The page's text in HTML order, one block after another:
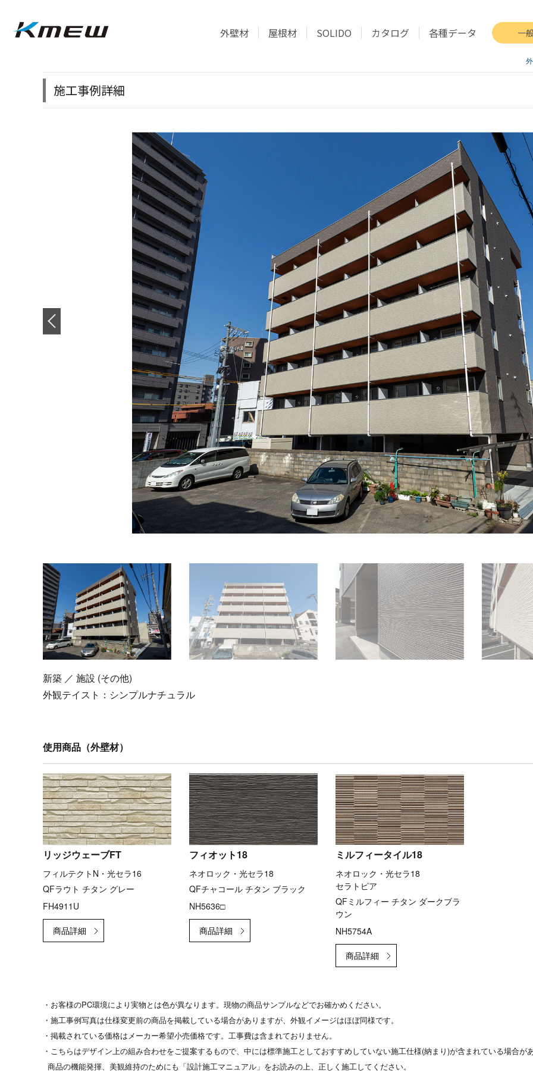
外壁材 屋根材 SOLIDO カタログ 各種データ 一
施工事例詳細
新築 ／ 施設 (その他)
外観テイスト： シンプルナチュラル
使用商品（外壁材）
リッジウェーブFT
フィルテクトN・光セラ16
QFラウト チタン グレー
FH4911U
フィオット18
ネオロック・光セラ18
QFチャコール チタン ブラック
NH5636□
ミルフィータイル18
ネオロック・光セラ18
セラトピア
QFミルフィー チタン ダークブラ
ウン
NH5754A
・お客様のPC環境により実物とは色が異なります。現物の商品サンプルなどでお確かめください。
・施工事例写真は仕様変更前の商品を掲載している場合がありますが、外観イメージはほぼ同様です。
・掲載されている価格はメーカー希望小売価格です。工事費は含まれておりません。
・こちらはデザイン上の組み合わせをご提案するもので、中には標準施工としておすすめしていない施工仕様(納まり)が含まれている場合があ
商品の機能発揮、美観維持のためにも「設計施工マニュアル」をお読みの上、正しく施工してください。